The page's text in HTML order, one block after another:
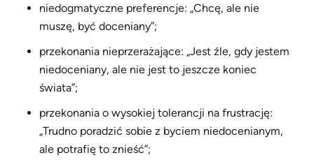
niedogmatyczne preferencje: „Chcę, ale nie
muszę, być doceniany”;
przekonania nieprzerażające: „Jest źle, gdy jestem
niedoceniany, ale nie jest to jeszcze koniec
świata”;
przekonania o wysokiej tolerancji na frustrację:
„Trudno poradzić sobie z byciem niedocenianym,
ale potrafię to znieść”;